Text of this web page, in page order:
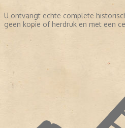
U ontvangt echte complete
geen kopie of herdruk en met een